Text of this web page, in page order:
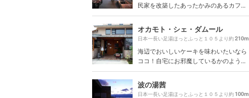
民家を改築したあったかみのあるカフ...
オカモト・シェ・ダムール
日本一長い足湯ほっとふっと１０５より約210m
海辺でおいしいケーキを味わいたいなら
ココ！自宅にお邪魔しているかのよう...
波の湯茜
日本一長い足湯ほっとふっと１０５より約100m